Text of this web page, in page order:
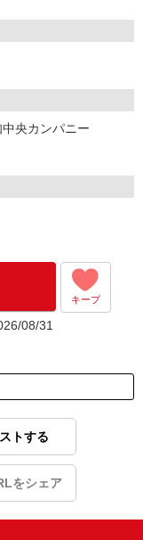
央カンパニー
キープ
08/31
トする
をシェア